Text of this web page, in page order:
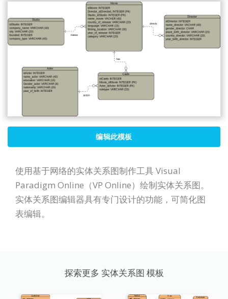
编辑此模板
使用基于网络的实体关系图制作工具 Visual
Paradigm Online（VP Online）绘制实体关系图。
实体关系图编辑器具有专门设计的功能，可简化图
表编辑。
探索更多 实体关系图 模板